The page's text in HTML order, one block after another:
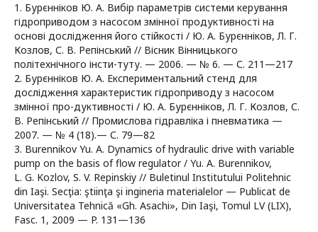
1. Бурєнніков Ю. А. Вибір параметрів системи керування
гідроприводом з насосом змінної продуктивності на
основі дослідження його стійкості / Ю. А. Бурєнніков, Л. Г.
Козлов, С. В. Репінський // Вісник Вінницького
політехнічного інсти-туту. — 2006. — № 6. — С. 211—217
2. Бурєнніков Ю. А. Експериментальний стенд для
дослідження характеристик гідроприводу з насосом
змінної про-дуктивності / Ю. А. Бурєнніков, Л. Г. Козлов, С.
В. Репінський // Промислова гідравліка і пневматика —
2007. — № 4 (18).— С. 79—82
3. Burennikov Yu. A. Dynamics of hydraulic drive with variable
pump on the basis of flow regulator / Yu. A. Burennikov,
L. G. Kozlov, S. V. Repinskiy // Buletinul Institutului Politehnic
din Iaşi. Secţia: ştiinţa şi ingineria materialelor — Publicat de
Universitatea Tehnică «Gh. Asachi», Din Iaşi, Tomul LV (LIX),
Fasc. 1, 2009 — P. 131—136